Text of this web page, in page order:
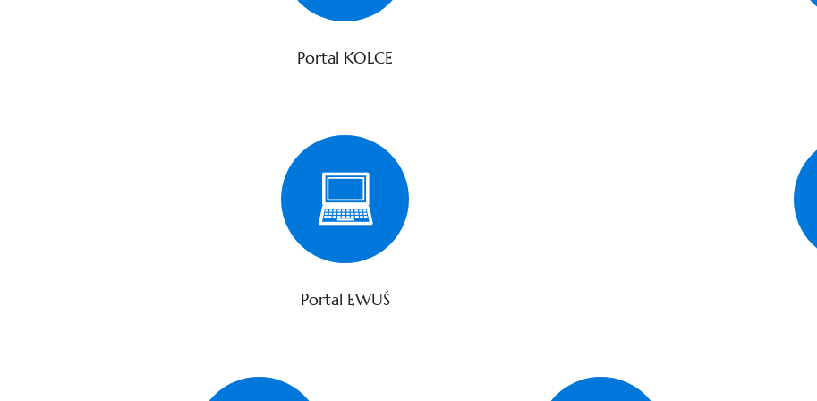
Portal KOLCE
Portal EWUŚ